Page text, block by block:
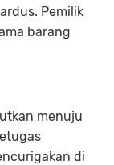
Pemilik
barang
menuju
di